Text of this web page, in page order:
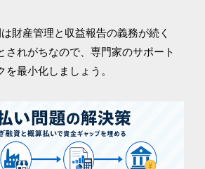
財産管理と収益報告の義務が続く
れがちなので、専門家のサポート
最小化しましょう。